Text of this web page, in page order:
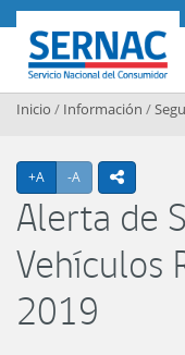
Contenido principal
SERNAC
Inicio / Información /
+A Agrandar texto
-A Achicar texto
Alerta de
Vehículos
2019